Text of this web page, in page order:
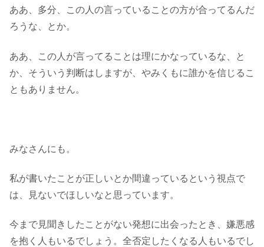
ああ、多分、この人の言っていることの方が合ってるんだ
ろうな、とか。
ああ、この人が言ってることは理にかなっているな、と
か、そういう判断はしますが、やみくもに誰かを信じるこ
ともありません。
みなさんにも。
私が書いたことが正しいとか間違っているという視点で
は、見ないでほしいなと思っています。
今まで見聞きしたことがない発想に出会ったとき、嫌悪感
を抱く人もいるでしょう。全否定したくなる人もいるでし